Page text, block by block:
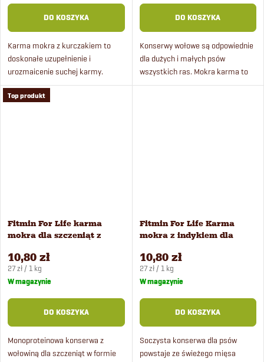
DO KOSZYKA
Karma mokra z kurczakiem to
doskonałe uzupełnienie i
urozmaicenie suchej karmy.
Łagodna obróbka termiczna
pozwala zachować właściwości
DO KOSZYKA
Konserwy wołowe są odpowiednie
dla dużych i małych psów
wszystkich ras. Mokra karma to
doskonałe uzupełnienie i
Top produkt
Fitmin For Life karma
mokra dla szczeniąt z
10,80 zł
Cena
jednostkowa:
27 zł / 1 kg
W magazynie
DO KOSZYKA
Monoproteinowa konserwa z
wołowiną dla szczeniąt w formie
Fitmin For Life Karma
mokra z indykiem dla
10,80 zł
Cena
jednostkowa:
27 zł / 1 kg
W magazynie
DO KOSZYKA
Soczysta konserwa dla psów
powstaje ze świeżego mięsa